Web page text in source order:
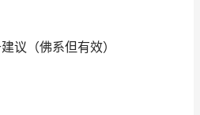
议（佛系但有效）